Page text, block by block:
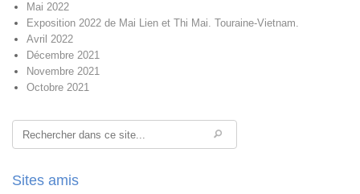
Mai 2022
Exposition 2022 de Mai Lien et Thi Mai. Touraine-Vietnam.
Avril 2022
Décembre 2021
Novembre 2021
Octobre 2021
Rechercher
Sites amis